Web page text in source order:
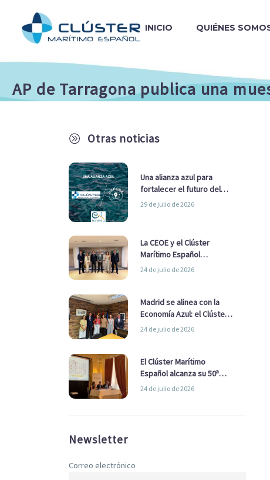
INICIO QUIÉNES
AP de Tarragona publica una
A Otras noticias
Una alianza azul para
fortalecer el futuro del
sector marítimo
29 de julio de 2026
La CEOE y el Clúster
Marítimo Español
refuerzan su alianza para
24 de julio de 2026
Madrid se alinea con la
Economía Azul: el Clúster
Marítimo Español y la Real
Ayuntamiento
24 de julio de 2026
El Clúster Marítimo
Español alcanza su 50ª
Asamblea reafirmando su
24 de julio de 2026
Newsletter
Correo electrónico